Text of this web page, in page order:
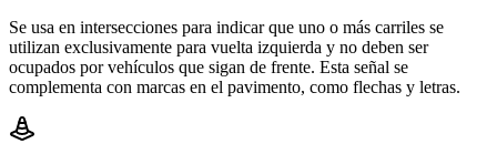
Se usa en intersecciones para indicar que uno o más carriles se
utilizan exclusivamente para vuelta izquierda y no deben ser
ocupados por vehículos que sigan de frente. Esta señal se
complementa con marcas en el pavimento, como flechas y letras.